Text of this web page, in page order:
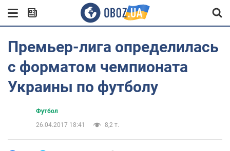
Премьер-лига определилась
с форматом чемпионата
Украины по футболу
Футбол
26.04.2017 18:41
8,2 т.